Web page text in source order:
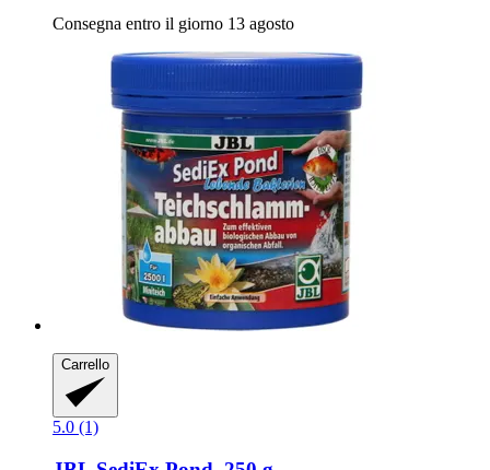
Consegna entro il giorno 13 agosto
Carrello
5.0 (1)